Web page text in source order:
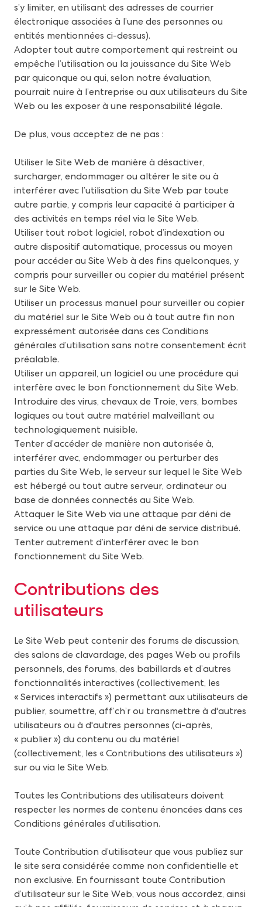
s’y limiter, en utilisant des adresses de courrier
électronique associées à l’une des personnes ou
entités mentionnées ci-dessus).
Adopter tout autre comportement qui restreint ou
empêche l’utilisation ou la jouissance du Site Web
par quiconque ou qui, selon notre évaluation,
pourrait nuire à l’entreprise ou aux utilisateurs du Site
Web ou les exposer à une responsabilité légale.
De plus, vous acceptez de ne pas :
Utiliser le Site Web de manière à désactiver,
surcharger, endommager ou altérer le site ou à
interférer avec l’utilisation du Site Web par toute
autre partie, y compris leur capacité à participer à
des activités en temps réel via le Site Web.
Utiliser tout robot logiciel, robot d’indexation ou
autre dispositif automatique, processus ou moyen
pour accéder au Site Web à des fins quelconques, y
compris pour surveiller ou copier du matériel présent
sur le Site Web.
Utiliser un processus manuel pour surveiller ou copier
du matériel sur le Site Web ou à tout autre fin non
expressément autorisée dans ces Conditions
générales d’utilisation sans notre consentement écrit
préalable.
Utiliser un appareil, un logiciel ou une procédure qui
interfère avec le bon fonctionnement du Site Web.
Introduire des virus, chevaux de Troie, vers, bombes
logiques ou tout autre matériel malveillant ou
technologiquement nuisible.
Tenter d’accéder de manière non autorisée à,
interférer avec, endommager ou perturber des
parties du Site Web, le serveur sur lequel le Site Web
est hébergé ou tout autre serveur, ordinateur ou
base de données connectés au Site Web.
Attaquer le Site Web via une attaque par déni de
service ou une attaque par déni de service distribué.
Tenter autrement d’interférer avec le bon
fonctionnement du Site Web.
Contributions des
utilisateurs
Le Site Web peut contenir des forums de discussion,
des salons de clavardage, des pages Web ou profils
personnels, des forums, des babillards et d’autres
fonctionnalités interactives (collectivement, les
« Services interactifs ») permettant aux utilisateurs de
publier, soumettre, aff’ch’r ou transmettre à d'autres
utilisateurs ou à d'autres personnes (ci-après,
« publier ») du contenu ou du matériel
(collectivement, les « Contributions des utilisateurs »)
sur ou via le Site Web.
Toutes les Contributions des utilisateurs doivent
respecter les normes de contenu énoncées dans ces
Conditions générales d’utilisation.
Toute Contribution d’utilisateur que vous publiez sur
le site sera considérée comme non confidentielle et
non exclusive. En fournissant toute Contribution
d’utilisateur sur le Site Web, vous nous accordez, ainsi